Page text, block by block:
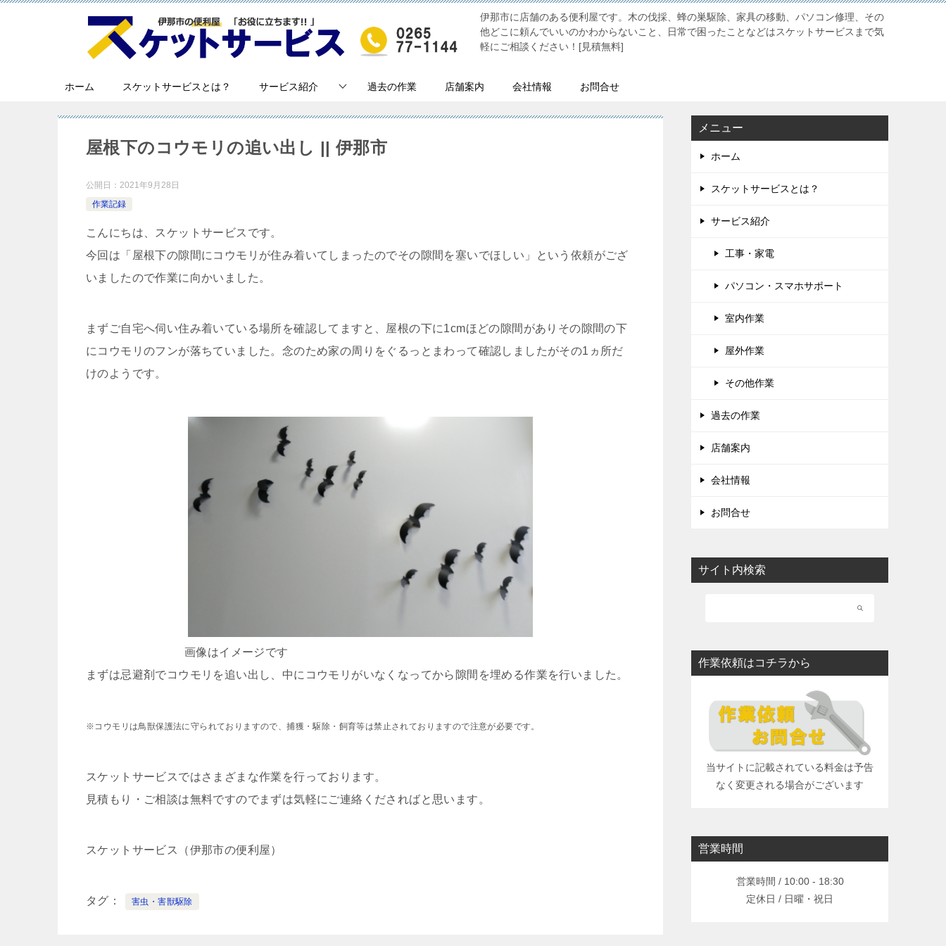
伊那市に店舗のある便利屋です。木の伐採、蜂の巣駆除、家具の移動、パソコン修理、その
他どこに頼んでいいのかわからないこと、日常で困ったことなどはスケットサービスまで気
軽にご相談ください！[見積無料]
ホーム スケットサービスとは？ サービス紹介 過去の作業 店舗案内 会社情報 お問合せ
屋根下のコウモリの追い出し || 伊那市
公開日： 2021年9月28日
作業記録
こんにちは、スケットサービスです。
今回は「屋根下の隙間にコウモリが住み着いてしまったのでその隙間を塞いでほしい」という依頼がござ
いましたので作業に向かいました。
まずご自宅へ伺い住み着いている場所を確認してますと、屋根の下に1cmほどの隙間がありその隙間の下
にコウモリのフンが落ちていました。念のため家の周りをぐるっとまわって確認しましたがその1ヵ所だ
けのようです。
画像はイメージです
まずは忌避剤でコウモリを追い出し、中にコウモリがいなくなってから隙間を埋める作業を行いました。
※コウモリは鳥獣保護法に守られておりますので、捕獲・駆除・飼育等は禁止されておりますので注意が必要です。
スケットサービスではさまざまな作業を行っております。
見積もり・ご相談は無料ですのでまずは気軽にご連絡くださればと思います。
スケットサービス（伊那市の便利屋）
タグ 害虫・害獣駆除
メニュー
ホーム
スケットサービスとは？
サービス紹介
工事・家電
パソコン・スマホサポート
室内作業
屋外作業
その他作業
過去の作業
店舗案内
会社情報
お問合せ
サイト内検索
作業依頼はコチラから
当サイトに記載されている料金は予告
なく変更される場合がございます
営業時間
営業時間 / 10:00 - 18:30
定休日 / 日曜・祝日